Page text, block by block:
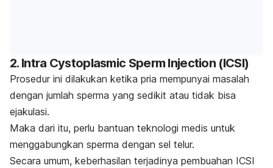
2. Intra Cystoplasmic Sperm Injection (ICSI)
Prosedur ini dilakukan ketika pria mempunyai masalah
dengan jumlah sperma yang sedikit atau tidak bisa
ejakulasi.
Maka dari itu, perlu bantuan teknologi medis untuk
menggabungkan sperma dengan sel telur.
Secara umum, keberhasilan terjadinya pembuahan ICSI